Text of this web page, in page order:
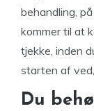
behandling,
kommer til at
tjekke, inden
starten af
Du